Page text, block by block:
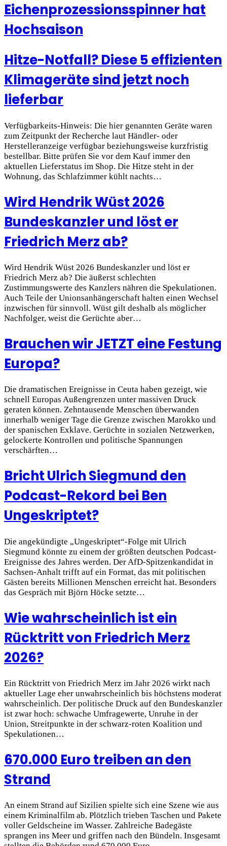
Eichenprozessionsspinner hat
Hochsaison
Hitze-Notfall? Diese 5 effizienten
Klimageräte sind jetzt noch
lieferbar
Verfügbarkeits-Hinweis: Die hier genannten Geräte waren
zum Zeitpunkt der Recherche laut Händler- oder
Herstelleranzeige verfügbar beziehungsweise kurzfristig
bestellbar. Bitte prüfen Sie vor dem Kauf immer den
aktuellen Lieferstatus im Shop. Die Hitze steht in der
Wohnung, das Schlafzimmer kühlt nachts…
Wird Hendrik Wüst 2026
Bundeskanzler und löst er
Friedrich Merz ab?
Wird Hendrik Wüst 2026 Bundeskanzler und löst er
Friedrich Merz ab? Die äußerst schlechten
Zustimmungswerte des Kanzlers nähren die Spekulationen.
Auch Teile der Unionsanhängerschaft halten einen Wechsel
inzwischen für sinnvoll. Wüst gilt deshalb als möglicher
Nachfolger, weist die Gerüchte aber…
Brauchen wir JETZT eine Festung
Europa?
Die dramatischen Ereignisse in Ceuta haben gezeigt, wie
schnell Europas Außengrenzen unter massiven Druck
geraten können. Zehntausende Menschen überwanden
innerhalb weniger Tage die Grenze zwischen Marokko und
der spanischen Exklave. Gerüchte in sozialen Netzwerken,
gelockerte Kontrollen und politische Spannungen
verschärften…
Bricht Ulrich Siegmund den
Podcast-Rekord bei Ben
Ungeskriptet?
Die angekündigte „Ungeskriptet“-Folge mit Ulrich
Siegmund könnte zu einem der größten deutschen Podcast-
Ereignisse des Jahres werden. Der AfD-Spitzenkandidat in
Sachsen-Anhalt trifft auf ein Format, das mit politischen
Gästen bereits Millionen Menschen erreicht hat. Besonders
das Gespräch mit Björn Höcke setzte…
Wie wahrscheinlich ist ein
Rücktritt von Friedrich Merz
2026?
Ein Rücktritt von Friedrich Merz im Jahr 2026 wirkt nach
aktueller Lage eher unwahrscheinlich bis höchstens moderat
wahrscheinlich. Der politische Druck auf den Bundeskanzler
ist zwar hoch: schwache Umfragewerte, Unruhe in der
Union, Streitpunkte in der schwarz-roten Koalition und
Spekulationen…
670.000 Euro treiben an den
Strand
An einem Strand auf Sizilien spielte sich eine Szene wie aus
einem Kriminalfilm ab. Plötzlich trieben Taschen und Pakete
voller Geldscheine im Wasser. Zahlreiche Badegäste
sprangen ins Meer und griffen nach den Bündeln. Insgesamt